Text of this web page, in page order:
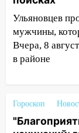
недели в
09:18 Из-
движение
09:15
08:20 В
Ульяновцев
мужчины,
Вчера, 8
в районе
Гороскоп